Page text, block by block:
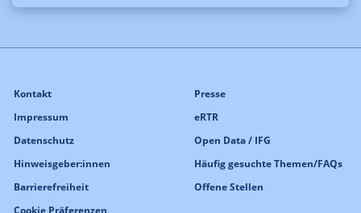
Kontakt
Impressum
Datenschutz
Hinweisgeber:innen
Barrierefreiheit
Cookie Präferenzen
Presse
eRTR
Open Data / IFG
Häufig gesuchte Themen/FAQs
Offene Stellen